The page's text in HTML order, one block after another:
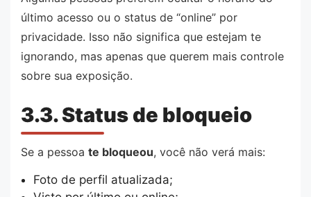
último acesso ou o status de “online” por
privacidade. Isso não significa que estejam te
ignorando, mas apenas que querem mais controle
sobre sua exposição.
3.3. Status de bloqueio
Se a pessoa te bloqueou, você não verá mais:
Foto de perfil atualizada;